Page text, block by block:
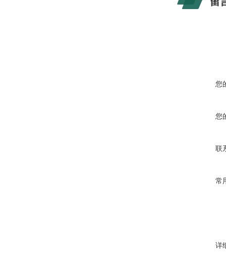
您
您
联
常
详